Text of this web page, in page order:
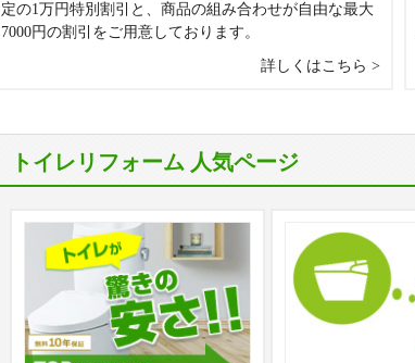
定の1万円特別割引と、商品の組み合わせが自由な最大
7000円の割引をご用意しております。
詳しくはこちら
トイレリフォーム 人気ページ